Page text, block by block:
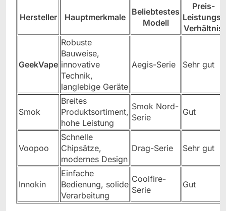
Hersteller Hauptmerkmale
Beliebtestes
Modell
Preis-
Leistungs-
Verhältnis
GeekVape
Robuste
Bauweise,
innovative
Technik,
langlebige Geräte
Aegis-Serie Sehr gut
Smok
Breites
Produktsortiment,
hohe Leistung
Smok Nord-
Serie
Gut
Voopoo
Schnelle
Chipsätze,
modernes Design
Drag-Serie Sehr gut
Innokin
Einfache
Bedienung, solide
Verarbeitung
Coolfire-
Serie
Gut